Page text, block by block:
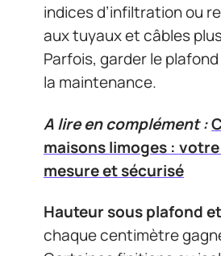
indices d’infiltration ou
aux tuyaux et câbles
Parfois, garder le
la maintenance.
A lire en complément :
maisons limoges :
mesure et sécurisé
Hauteur sous plafond
chaque centimètre